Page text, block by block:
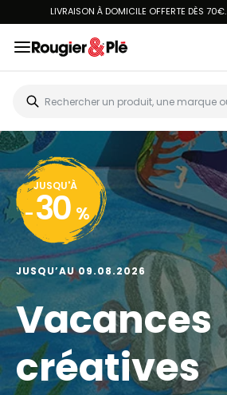
LIVRAISON À DOMICILE OFFERTE DÈS 70€.
JUSQU'À
- 30 %
JUSQU’AU 09.08.2026
Vacances
créatives